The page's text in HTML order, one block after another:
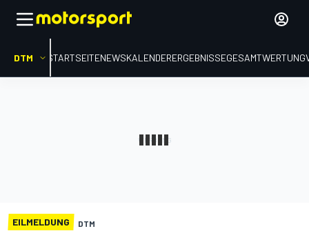
DTM STARTSEITENEWSKALENDERERGEBNISSEGESAMTWERTUNG
EILMELDUNG DTM